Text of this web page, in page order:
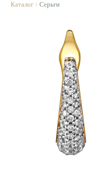
Каталог | Серьги